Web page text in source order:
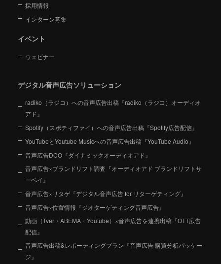
採用情報
インターン募集
イベント
ウェビナー
デジタル音声広告ソリューション
radiko（ラジコ）への音声広告出稿『radiko（ラジコ）オーディオ
アド』
Spotify（スポティファイ）への音声広告出稿『Spotify広告配信』
YouTubeとYoutube Musicへの音声広告出稿『YouTube Audio』
音声広告DCO『ダイナミックオーディオアド』
音声広告×ブランドリフト調査『オーディオアド ブランドリフトサ
ーベイ』
音声広告×リタゲ『デジタル音声広告 for リターゲティング』
音声広告×位置情報『ジオターゲティング音声広告』
動画（Tver・ABEMA・Youtube）×音声広告を連携出稿『OTT広告
配信』
音声広告出稿&レポーティングプラン『音声広告 購買分析パッケー
ジ』